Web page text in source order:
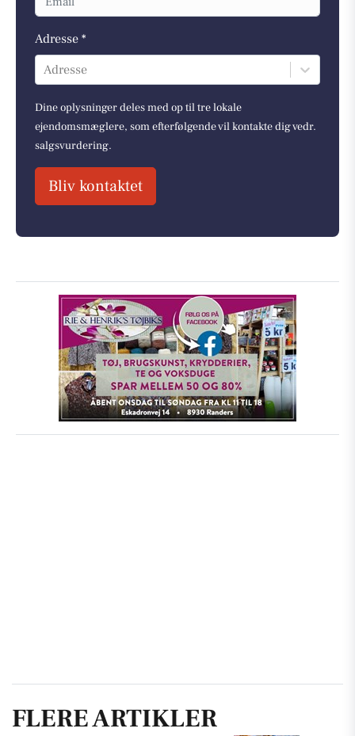
Adresse *
Adresse
Dine oplysninger deles med op til tre lokale
ejendomsmæglere, som efterfølgende vil kontakte dig vedr.
salgsvurdering.
Bliv kontaktet
FLERE ARTIKLER